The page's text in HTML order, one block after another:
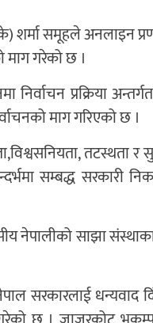
समूहले अनलाइन
माग गरेको छ ।
प्रक्रिया
माग गरिएको छ ।
तटस्थता र
सम्बद्ध सरकारी
नेपालीको साझा
सरकारलाई धन्यवाद